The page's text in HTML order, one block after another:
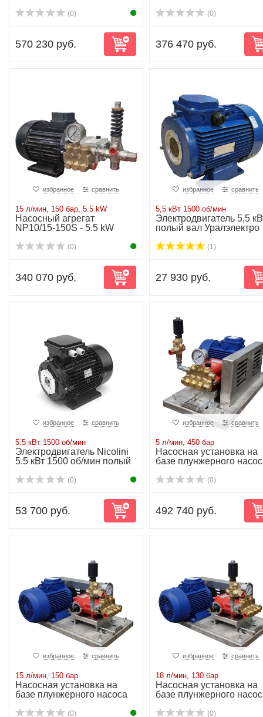
(0)
570 230 руб.
(0)
376 470 руб.
избранное сравнить
15 л/мин, 150 бар, 5.5 kW
Насосный агрегат
NP10/15-150S - 5.5 kW
(0)
340 070 руб.
избранное сравнить
5,5 кВт 1500 об/мин
Электродвигатель 5,5
полый вал Уралэлектро
(1)
27 930 руб.
избранное сравнить
5.5 кВт 1500 об/мин
Электродвигатель Nicolini
5.5 кВт 1500 об/мин полый
(0)
53 700 руб.
избранное сравнить
5 л/мин, 450 бар
Насосная установка на
базе плунжерного
(0)
492 740 руб.
избранное сравнить
15 л/мин, 150 бар
Насосная установка на
базе плунжерного насоса
(0)
избранное сравнить
18 л/мин, 130 бар
Насосная установка на
базе плунжерного
(0)